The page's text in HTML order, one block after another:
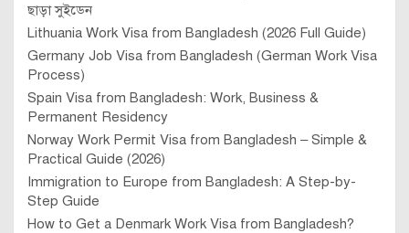
ছাড়া সুইডেন
Lithuania Work Visa from Bangladesh (2026 Full Guide)
Germany Job Visa from Bangladesh (German Work Visa
Process)
Spain Visa from Bangladesh: Work, Business &
Permanent Residency
Norway Work Permit Visa from Bangladesh – Simple &
Practical Guide (2026)
Immigration to Europe from Bangladesh: A Step-by-
Step Guide
How to Get a Denmark Work Visa from Bangladesh?